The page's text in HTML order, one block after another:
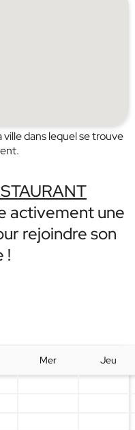
dans lequel se trouve
activement une
rejoindre son
!
Mer
Jeu